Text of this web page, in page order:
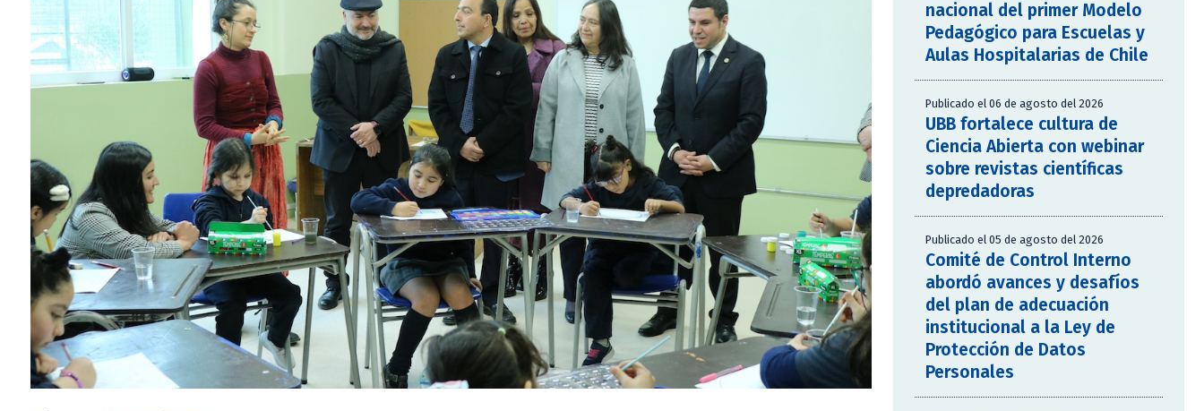
nacional del primer Modelo
Pedagógico para Escuelas y
Aulas Hospitalarias de Chile
Publicado el 06 de agosto del 2026
UBB fortalece cultura de
Ciencia Abierta con webinar
sobre revistas científicas
depredadoras
Publicado el 05 de agosto del 2026
Comité de Control Interno
abordó avances y desafíos
del plan de adecuación
institucional a la Ley de
Protección de Datos
Personales